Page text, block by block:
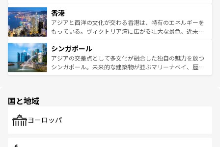
とつ。フォーやバインミー、ベトナムコーヒーなどは、ぜ
ひ現地で味わいたい。どの地域を訪れてもあたたかい人々
が旅行者を迎えてくれるので、きっと忘れられない旅にな
参照してほしい。
の活気が交差している。北部ではチェンマイなどの山岳地
帯で自然と触れ合い、南部ではプーケットやクラビの美し
いビーチでリゾート気分を楽しむことができる。タイ料理
激する。気候は一年中温暖で、どの季節にも異なる楽しみ
が待っている。親しみやすいタイの人々、仏教を中心とし
た文化、そして多様な観光資源が、訪れる旅人を魅了し続
香港
アジアと西洋の文化が交わる香港は、特有のエネルギーを
もっている。ヴィクトリア湾に広がる壮大な景色、近未来
み、どこを訪れても感動するはず。観光スポットが密集し
ており、効率よく見どころを回れるのも魅力。息をのむよ
うな絶景から文化的な体験まで、香港を存分に楽しみ尽く
シンガポール
アジアの交差点として多文化が融合した独自の魅力を放つ
シンガポール。未来的な建築物が並ぶマリーナベイ、歴史
で、ホーカーズは地元の風情を楽しめる外せないスポット
国と地域
ヨーロッパ